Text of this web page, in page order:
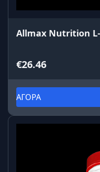
Allmax Nutrition
€26.46
ΑΓΟΡΑ